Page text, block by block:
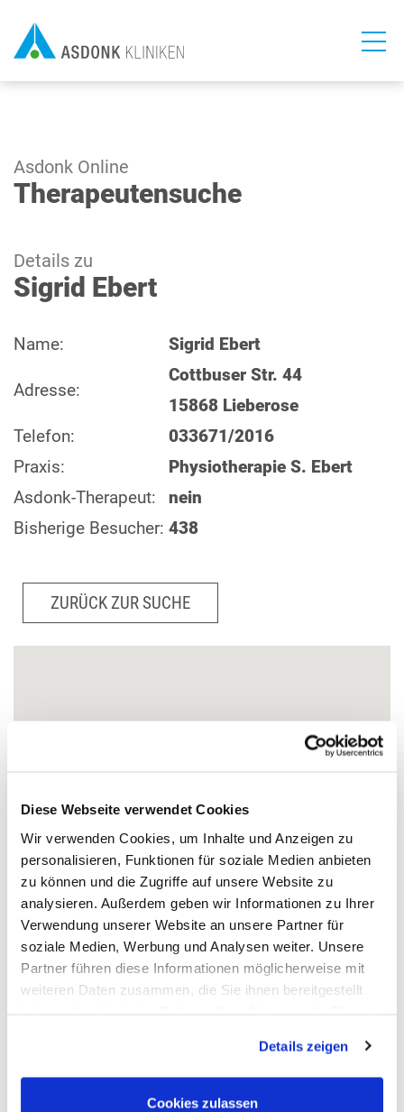
Diese Webseite verwendet Cookies
Wir verwenden Cookies, um Inhalte und Anzeigen zu
personalisieren, Funktionen für soziale Medien anbieten
zu können und die Zugriffe auf unsere Website zu
analysieren. Außerdem geben wir Informationen zu Ihrer
Verwendung unserer Website an unsere Partner für
soziale Medien, Werbung und Analysen weiter. Unsere
Partner führen diese Informationen möglicherweise mit
weiteren Daten zusammen, die Sie ihnen bereitgestellt
Details zeigen
Cookies zulassen
zum
Inhalt
Asdonk Online
Therapeutensuche
Details zu
Sigrid Ebert
Name: Sigrid Ebert
Adresse:
Cottbuser Str. 44
15868 Lieberose
Telefon:
033671/2016
Praxis:
Physiotherapie S. Ebert
Asdonk-Therapeut:
nein
Bisherige Besucher: 438
ZURÜCK ZUR SUCHE